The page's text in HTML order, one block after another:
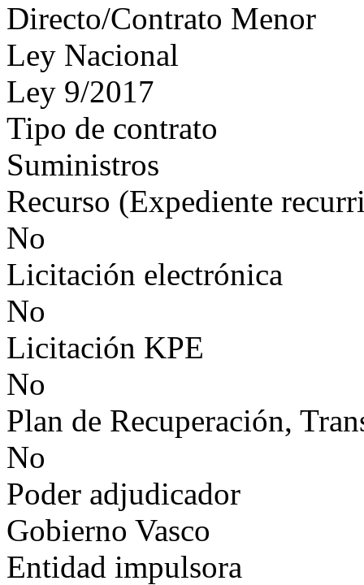
Directo/Contrato Menor
Ley Nacional
Ley 9/2017
Tipo de contrato
Suministros
Recurso (Expediente
No
Licitación electrónica
No
Licitación KPE
No
Plan de Recuperación,
No
Poder adjudicador
Gobierno Vasco
Entidad impulsora